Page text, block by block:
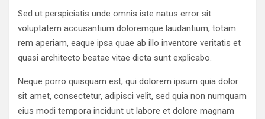
Sed ut perspiciatis unde omnis iste natus error sit
voluptatem accusantium doloremque laudantium, totam
rem aperiam, eaque ipsa quae ab illo inventore veritatis et
quasi architecto beatae vitae dicta sunt explicabo.
Neque porro quisquam est, qui dolorem ipsum quia dolor
sit amet, consectetur, adipisci velit, sed quia non numquam
eius modi tempora incidunt ut labore et dolore magnam